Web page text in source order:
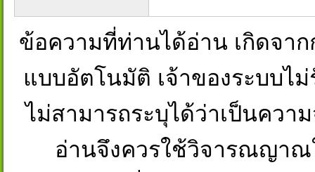
ข้อความที่ท่านได้อ่าน เกิดจา
แบบอัตโนมัติ เจ้าของระบบไ
ไม่สามารถระบุได้ว่าเป็นควา
อ่านจึงควรใช้วิจารณญาณ